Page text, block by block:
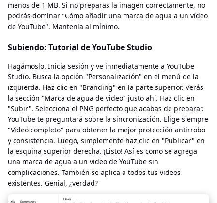
menos de 1 MB. Si no preparas la imagen correctamente, no
podrás dominar "Cómo añadir una marca de agua a un vídeo
de YouTube". Mantenla al mínimo.
Subiendo: Tutorial de YouTube Studio
Hagámoslo. Inicia sesión y ve inmediatamente a YouTube
Studio. Busca la opción "Personalización" en el menú de la
izquierda. Haz clic en "Branding" en la parte superior. Verás
la sección "Marca de agua de video" justo ahí. Haz clic en
"Subir". Selecciona el PNG perfecto que acabas de preparar.
YouTube te preguntará sobre la sincronización. Elige siempre
"Video completo" para obtener la mejor protección antirrobo
y consistencia. Luego, simplemente haz clic en "Publicar" en
la esquina superior derecha. ¡Listo! Así es como se agrega
una marca de agua a un video de YouTube sin
complicaciones. También se aplica a todos tus videos
existentes. Genial, ¿verdad?